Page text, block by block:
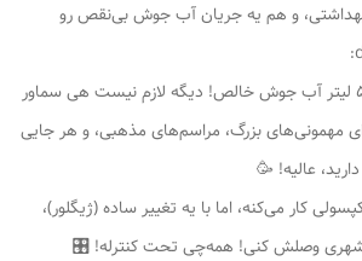
و هم یه جریان آب جوش بی‌نقص رو
⦁ گنجایش فوق‌العاده: 57 لیتر آب جوش خالص! دیگه لازم نیست هی سماور
مهمونی‌های بزرگ، مراسم‌های مذهبی، و هر جایی
عالیه! 🥳
کار می‌کنه، اما با یه تغییر ساده (ژیگلور)،
شهری وصلش کنی! همه‌چی تحت کنترله! 🎛